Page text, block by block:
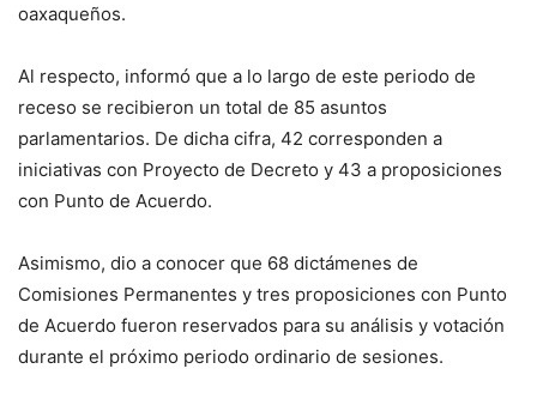
oaxaqueños.
Al respecto, informó que a lo largo de este periodo de
receso se recibieron un total de 85 asuntos
parlamentarios. De dicha cifra, 42 corresponden a
iniciativas con Proyecto de Decreto y 43 a proposiciones
con Punto de Acuerdo.
Asimismo, dio a conocer que 68 dictámenes de
Comisiones Permanentes y tres proposiciones con Punto
de Acuerdo fueron reservados para su análisis y votación
durante el próximo periodo ordinario de sesiones.